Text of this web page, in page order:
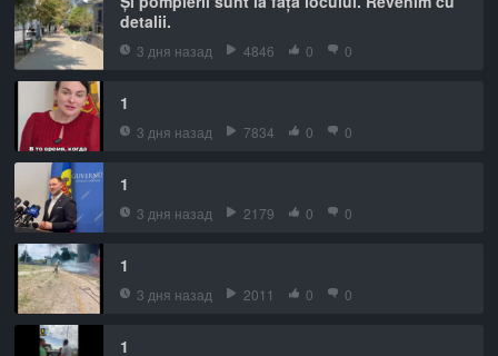
detalii.
3 дня назад 4846 0 0
1
3 дня назад 7834 0 0
1
3 дня назад 2179 0 0
1
3 дня назад 2011 0 0
1